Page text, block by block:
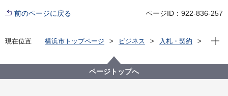
前のページに戻る ページID：922-836-257
現在位置 横浜市トップページ ビジネス
入札・契約
【入札結果掲載】【公募型指名競争入札】会計年度任
用職員向け勤務実績管理システムの導入に向けた調査
現在
ページトップへ